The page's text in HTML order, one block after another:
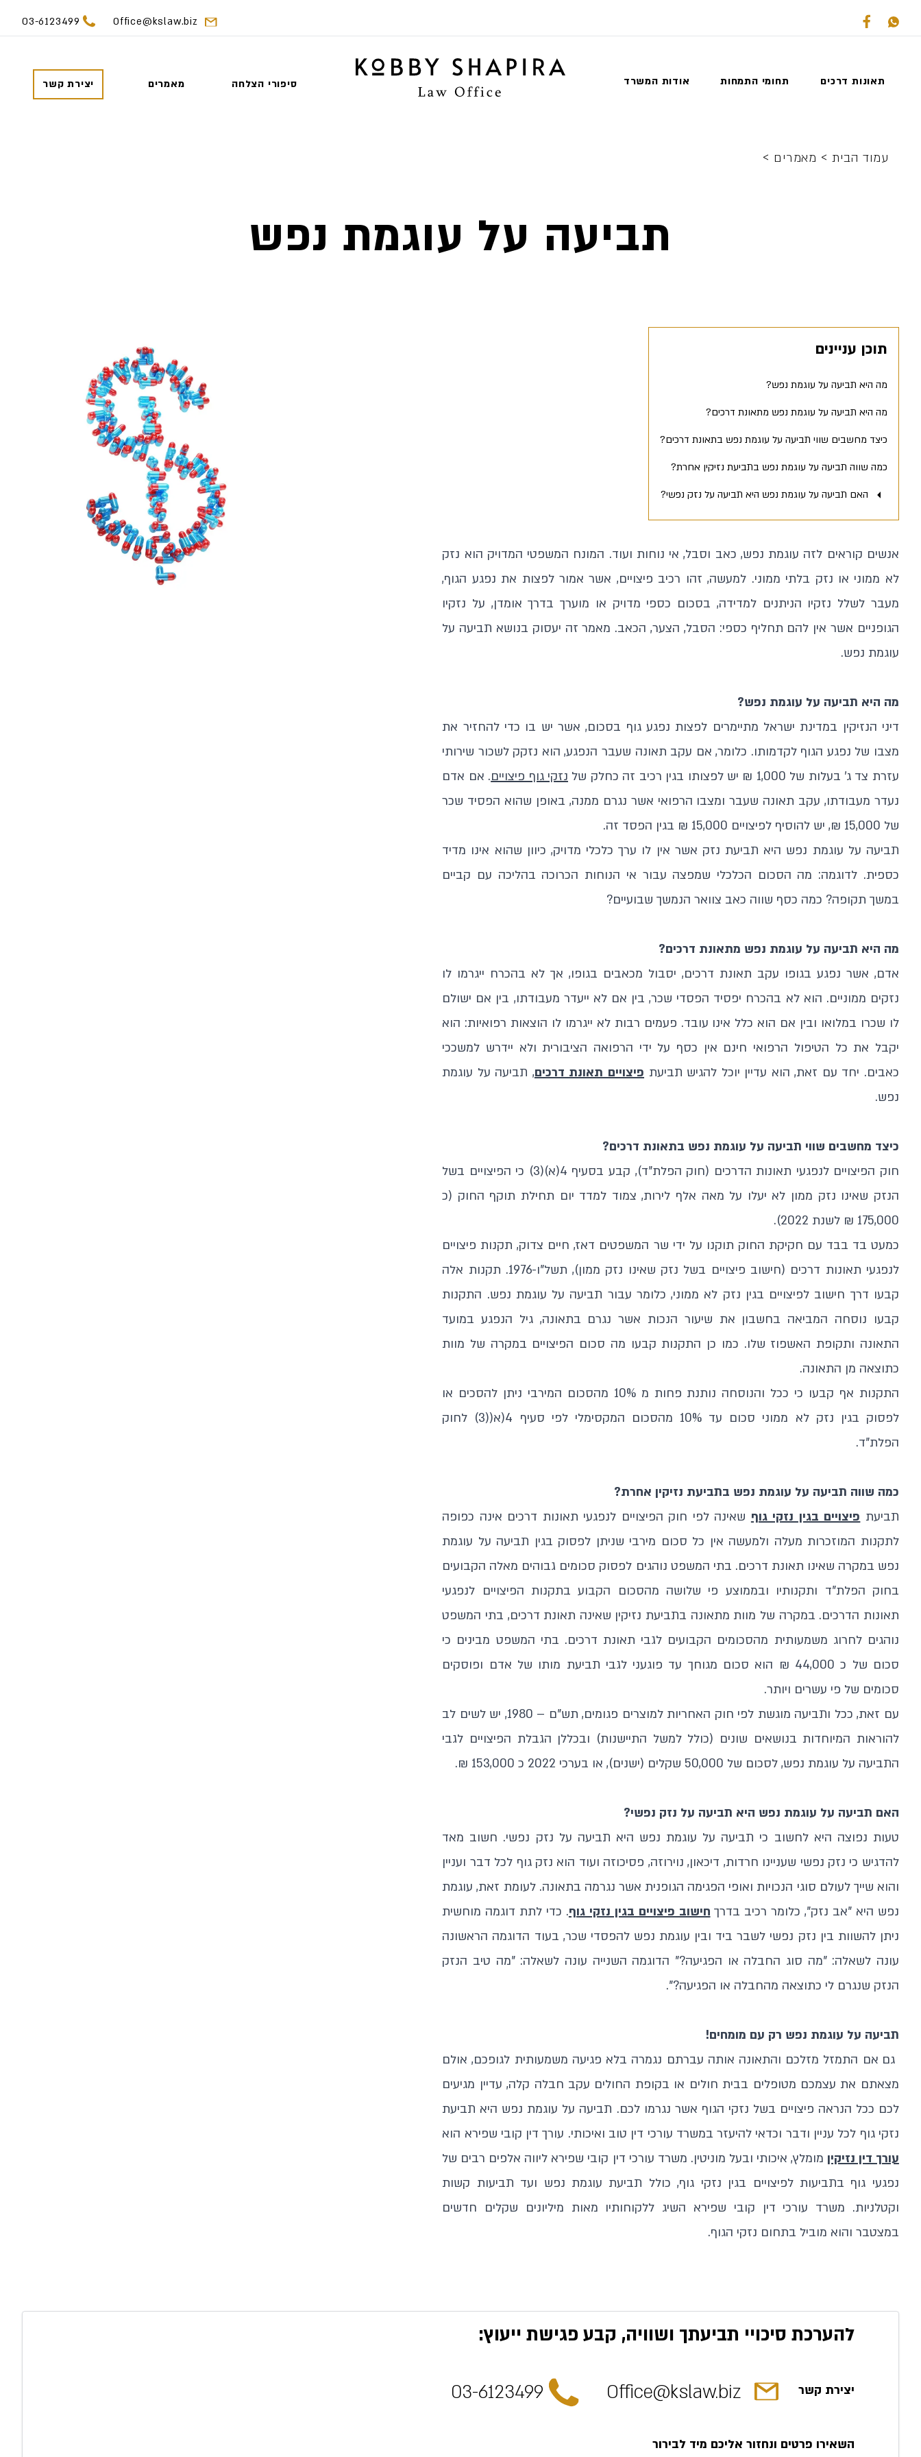
03-6123499 Office@kslaw.biz
יצירת קשר מאמרים סיפורי הצלחה אודות המשרד תחומי התמחות תאונות דרכים
עמוד הבית > מאמרים >
תביעה על עוגמת נפש
תוכן עניינים
מה היא תביעה על עוגמת נפש?
מה היא תביעה על עוגמת נפש מתאונת דרכים?
כיצד מחשבים שווי תביעה על עוגמת נפש בתאונת דרכים?
כמה שווה תביעה על עוגמת נפש בתביעת נזיקין אחרת?
האם תביעה על עוגמת נפש היא תביעה על נזק נפשי?
אנשים קוראים לזה עוגמת נפש, כאב וסבל, אי נוחות ועוד. המונח המשפטי המדויק הוא נזק
לא ממוני או נזק בלתי ממוני. למעשה, זהו רכיב פיצויים, אשר אמור לפצות את נפגע הגוף,
מעבר לשלל נזקיו הניתנים למדידה, בסכום כספי מדויק או מוערך בדרך אומדן, על נזקיו
הגופניים אשר אין להם תחליף כספי: הסבל, הצער, הכאב. מאמר זה יעסוק בנושא תביעה על
עוגמת נפש.
מה היא תביעה על עוגמת נפש?
דיני הנזיקין במדינת ישראל מתיימרים לפצות נפגע גוף בסכום, אשר יש בו כדי להחזיר את
מצבו של נפגע הגוף לקדמותו. כלומר, אם עקב תאונה שעבר הנפגע, הוא נזקק לשכור שירותי
עזרת צד ג' בעלות של 1,000 ₪ יש לפצותו בגין רכיב זה כחלק של
נזקי גוף פיצויים. אם אדם
נעדר מעבודתו, עקב תאונה שעבר ומצבו הרפואי אשר נגרם ממנה, באופן שהוא הפסיד שכר
של 15,000 ₪, יש להוסיף לפיצויים 15,000 ₪ בגין הפסד זה.
תביעה על עוגמת נפש היא תביעת נזק אשר אין לו ערך כלכלי מדויק, כיוון שהוא אינו מדיד
כספית. לדוגמה: מה הסכום הכלכלי שמפצה עבור אי הנוחות הכרוכה בהליכה עם קביים
במשך תקופה? כמה כסף שווה כאב צוואר הנמשך שבועיים?
מה היא תביעה על עוגמת נפש מתאונת דרכים?
אדם, אשר נפגע בגופו עקב תאונת דרכים, יסבול מכאבים בגופו, אך לא בהכרח ייגרמו לו
נזקים ממוניים. הוא לא בהכרח יפסיד הפסדי שכר, בין אם לא ייעדר מעבודתו, בין אם ישולם
לו שכרו במלואו ובין אם הוא כלל אינו עובד. פעמים רבות לא ייגרמו לו הוצאות רפואיות: הוא
יקבל את כל הטיפול הרפואי חינם אין כסף על ידי הרפואה הציבורית ולא יידרש למשככי
כאבים. יחד עם זאת, הוא עדיין יוכל להגיש תביעת פיצויים תאונת דרכים, תביעה על עוגמת
נפש.
כיצד מחשבים שווי תביעה על עוגמת נפש בתאונת דרכים?
חוק הפיצויים לנפגעי תאונות הדרכים (חוק הפלת"ד), קבע בסעיף 4(א)(3) כי הפיצויים בשל
הנזק שאינו נזק ממון לא יעלו על מאה אלף לירות, צמוד למדד יום תחילת תוקף החוק (כ
175,000 ₪ לשנת 2022).
כמעט בד בבד עם חקיקת החוק תוקנו על ידי שר המשפטים דאז, חיים צדוק, תקנות פיצויים
לנפגעי תאונות דרכים (חישוב פיצויים בשל נזק שאינו נזק ממון), תשל"ו-1976. תקנות אלה
קבעו דרך חישוב לפיצויים בגין נזק לא ממוני, כלומר עבור תביעה על עוגמת נפש. התקנות
קבעו נוסחה המביאה בחשבון את שיעור הנכות אשר נגרם בתאונה, גיל הנפגע במועד
התאונה ותקופת האשפוז שלו. כמו כן התקנות קבעו מה סכום הפיצויים במקרה של מוות
כתוצאה מן התאונה.
התקנות אף קבעו כי ככל והנוסחה נותנת פחות מ 10% מהסכום המירבי ניתן להסכים או
לפסוק בגין נזק לא ממוני סכום עד 10% מהסכום המקסימלי לפי סעיף 4(א((3) לחוק
הפלת"ד.
כמה שווה תביעה על עוגמת נפש בתביעת נזיקין אחרת?
תביעת פיצויים בגין נזקי גוף שאינה לפי חוק הפיצויים לנפגעי תאונות דרכים אינה כפופה
לתקנות המוזכרות מעלה ולמעשה אין כל סכום מירבי שניתן לפסוק בגין תביעה על עוגמת
נפש במקרה שאינו תאונת דרכים. בתי המשפט נוהגים לפסוק סכומים גבוהים מאלה הקבועים
בחוק הפלת"ד ותקנותיו ובממוצע פי שלושה מהסכום הקבוע בתקנות הפיצויים לנפגעי
תאונות הדרכים. במקרה של מוות מתאונה בתביעת נזיקין שאינה תאונת דרכים, בתי המשפט
נוהגים לחרוג משמעותית מהסכומים הקבועים לגבי תאונת דרכים. בתי המשפט מבינים כי
סכום של כ 44,000 ₪ הוא סכום מגוחך עד פוגעני לגבי תביעת מותו של אדם ופוסקים
סכומים של פי עשרים ויותר.
עם זאת, ככל ותביעה מוגשת לפי חוק האחריות למוצרים פגומים, תש"ם – 1980, יש לשים לב
להוראות המיוחדות בנושאים שונים (כולל למשל התיישנות) ובכללן הגבלת הפיצויים לגבי
התביעה על עוגמת נפש, לסכום של 50,000 שקלים (ישנים), או בערכי 2022 כ 153,000 ₪.
האם תביעה על עוגמת נפש היא תביעה על נזק נפשי?
טעות נפוצה היא לחשוב כי תביעה על עוגמת נפש היא תביעה על נזק נפשי. חשוב מאד
להדגיש כי נזק נפשי שעניינו חרדות, דיכאון, נוירוזה, פסיכוזה ועוד הוא נזק גוף לכל דבר ועניין
והוא שייך לעולם סוגי הנכויות ואופי הפגימה הגופנית אשר נגרמה בתאונה. לעומת זאת, עוגמת
נפש היא "אב נזק", כלומר רכיב בדרך חישוב פיצויים בגין נזקי גוף. כדי לתת דוגמה מוחשית
ניתן להשוות בין נזק נפשי לשבר ביד ובין עוגמת נפש להפסדי שכר, בעוד הדוגמה הראשונה
עונה לשאלה: "מה סוג החבלה או הפגיעה?" הדוגמה השנייה עונה לשאלה: "מה טיב הנזק
הנזק שנגרם לי כתוצאה מהחבלה או הפגיעה?".
תביעה על עוגמת נפש רק עם מומחים!
גם אם התמזל מזלכם והתאונה אותה עברתם נגמרה בלא פגיעה משמעותית לגופכם, אולם
מצאתם את עצמכם מטופלים בבית חולים או בקופת החולים עקב חבלה קלה, עדיין מגיעים
לכם ככל הנראה פיצויים בשל נזקי הגוף אשר נגרמו לכם. תביעה על עוגמת נפש היא תביעת
נזקי גוף לכל עניין ודבר וכדאי להיעזר במשרד עורכי דין טוב ואיכותי. עורך דין קובי שפירא הוא
עורך דין נזיקין מומלץ, איכותי ובעל מוניטין. משרד עורכי דין קובי שפירא ליווה אלפים רבים של
נפגעי גוף בתביעות לפיצויים בגין נזקי גוף, כולל תביעת עוגמת נפש ועד תביעות קשות
וקטלניות. משרד עורכי דין קובי שפירא השיג ללקוחותיו מאות מיליונים שקלים חדשים
במצטבר והוא מוביל בתחום נזקי הגוף.
להערכת סיכויי תביעתך ושוויה, קבע פגישת ייעוץ:
יצירת קשר Office@kslaw.biz
03-6123499
השאירו פרטים ונחזור אליכם מיד לבירור